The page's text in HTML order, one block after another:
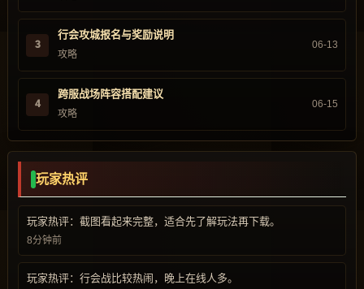
3
行会攻城报名与奖励说明
攻略
06-13
4
跨服战场阵容搭配建议
攻略
06-15
玩家热评
玩家热评：截图看起来完整，适合先了解玩法再下载。
8分钟前
玩家热评：行会战比较热闹，晚上在线人多。